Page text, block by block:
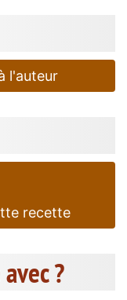
l'auteur
recette
?